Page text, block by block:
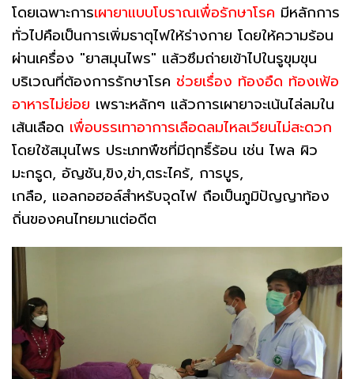
โดยเฉพาะการเผายาแบบโบราณเพื่อรักษาโรค มีหลักการ
ทั่วไปคือเป็นการเพิ่มธาตุไฟให้ร่างกาย โดยให้ความร้อน
ผ่านเครื่อง "ยาสมุนไพร" แล้วซึมถ่ายเข้าไปในรูขุมขุน
บริเวณที่ต้องการรักษาโรค ช่วยเรื่อง ท้องอืด ท้องเฟ้อ
อาหารไม่ย่อย เพราะหลักๆ แล้วการเผายาจะเน้นไล่ลมใน
เส้นเลือด เพื่อบรรเทาอาการเลือดลมไหลเวียนไม่สะดวก
โดยใช้สมุนไพร ประเภทพืชที่มีฤทธิ์ร้อน เช่น ไพล ผิว
มะกรูด, อัญชัน,ขิง,ข่า,ตระไคร้, การบูร,
เกลือ, แอลกอฮอล์สำหรับจุดไฟ ถือเป็นภูมิปัญญาท้อง
ถิ่นของคนไทยมาแต่อดีต